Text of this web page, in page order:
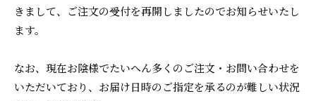
きまして、ご注文の受付を再開しましたのでお知らせいたし
ます。
なお、現在お陰様でたいへん多くのご注文・お問い合わせを
いただいており、お届け日時のご指定を承るのが難しい状況